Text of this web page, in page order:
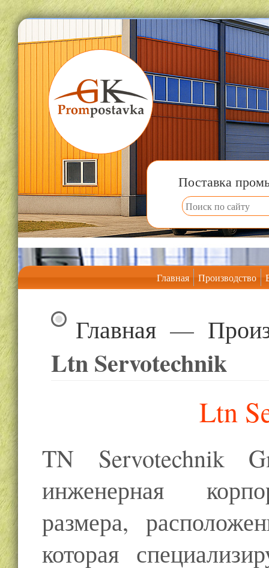
Поставка
Главная Производство
Главная—
Ltn Servotechnik
Ltn
TN Servotechnik
инженерная
размера,
которая